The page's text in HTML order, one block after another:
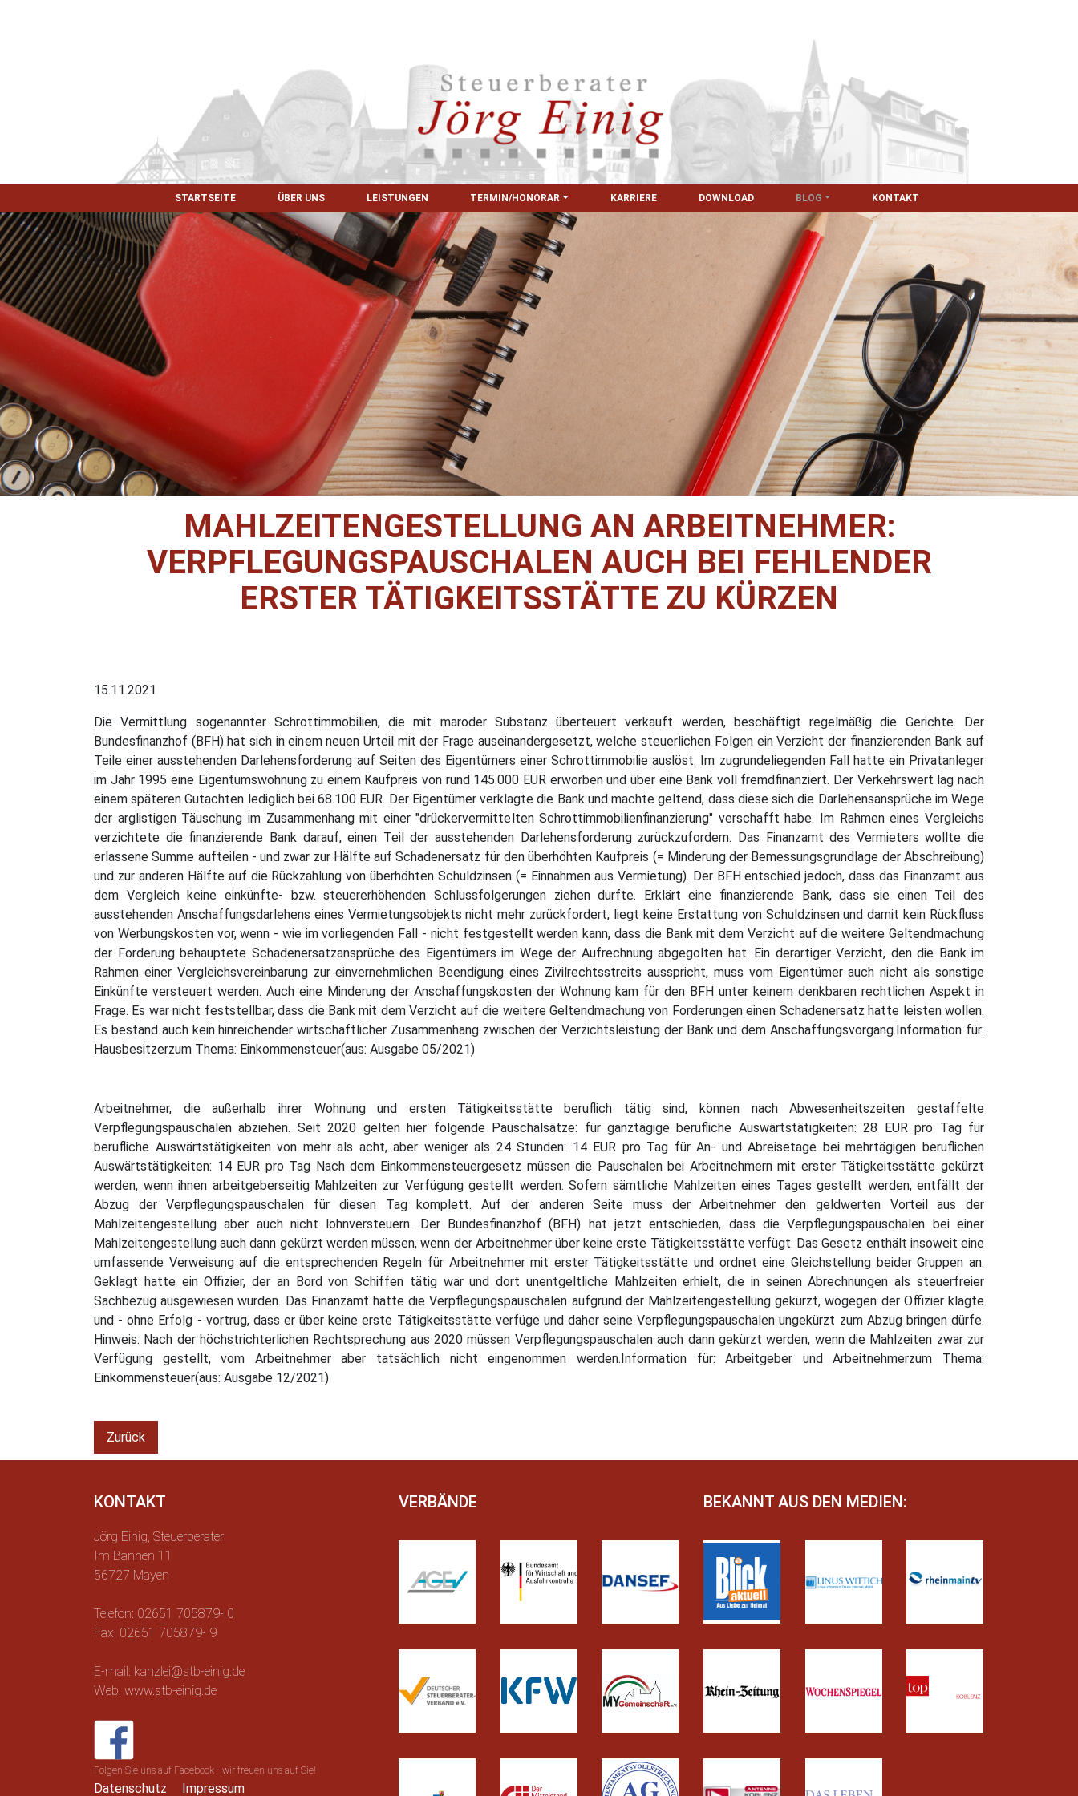
STARTSEITE ÜBER UNS LEISTUNGEN TERMIN/HONORAR KARRIERE DOWNLOAD BLOG KONTAKT
MAHLZEITENGESTELLUNG AN ARBEITNEHMER:
VERPFLEGUNGSPAUSCHALEN AUCH BEI FEHLENDER
ERSTER TÄTIGKEITSSTÄTTE ZU KÜRZEN
15.11.2021
Die Vermittlung sogenannter Schrottimmobilien, die mit maroder Substanz überteuert verkauft werden, beschäftigt regelmäßig die Gerichte. Der
Bundesfinanzhof (BFH) hat sich in einem neuen Urteil mit der Frage auseinandergesetzt, welche steuerlichen Folgen ein Verzicht der finanzierenden Bank auf
Teile einer ausstehenden Darlehensforderung auf Seiten des Eigentümers einer Schrottimmobilie auslöst. Im zugrundeliegenden Fall hatte ein Privatanleger
im Jahr 1995 eine Eigentumswohnung zu einem Kaufpreis von rund 145.000 EUR erworben und über eine Bank voll fremdfinanziert. Der Verkehrswert lag nach
einem späteren Gutachten lediglich bei 68.100 EUR. Der Eigentümer verklagte die Bank und machte geltend, dass diese sich die Darlehensansprüche im Wege
der arglistigen Täuschung im Zusammenhang mit einer "drückervermittelten Schrottimmobilienfinanzierung" verschafft habe. Im Rahmen eines Vergleichs
verzichtete die finanzierende Bank darauf, einen Teil der ausstehenden Darlehensforderung zurückzufordern. Das Finanzamt des Vermieters wollte die
erlassene Summe aufteilen - und zwar zur Hälfte auf Schadenersatz für den überhöhten Kaufpreis (= Minderung der Bemessungsgrundlage der Abschreibung)
und zur anderen Hälfte auf die Rückzahlung von überhöhten Schuldzinsen (= Einnahmen aus Vermietung). Der BFH entschied jedoch, dass das Finanzamt aus
dem Vergleich keine einkünfte- bzw. steuererhöhenden Schlussfolgerungen ziehen durfte. Erklärt eine finanzierende Bank, dass sie einen Teil des
ausstehenden Anschaffungsdarlehens eines Vermietungsobjekts nicht mehr zurückfordert, liegt keine Erstattung von Schuldzinsen und damit kein Rückfluss
von Werbungskosten vor, wenn - wie im vorliegenden Fall - nicht festgestellt werden kann, dass die Bank mit dem Verzicht auf die weitere Geltendmachung
der Forderung behauptete Schadenersatzansprüche des Eigentümers im Wege der Aufrechnung abgegolten hat. Ein derartiger Verzicht, den die Bank im
Rahmen einer Vergleichsvereinbarung zur einvernehmlichen Beendigung eines Zivilrechtsstreits ausspricht, muss vom Eigentümer auch nicht als sonstige
Einkünfte versteuert werden. Auch eine Minderung der Anschaffungskosten der Wohnung kam für den BFH unter keinem denkbaren rechtlichen Aspekt in
Frage. Es war nicht feststellbar, dass die Bank mit dem Verzicht auf die weitere Geltendmachung von Forderungen einen Schadenersatz hatte leisten wollen.
Es bestand auch kein hinreichender wirtschaftlicher Zusammenhang zwischen der Verzichtsleistung der Bank und dem Anschaffungsvorgang.Information für:
Hausbesitzerzum Thema: Einkommensteuer(aus: Ausgabe 05/2021)
Arbeitnehmer, die außerhalb ihrer Wohnung und ersten Tätigkeitsstätte beruflich tätig sind, können nach Abwesenheitszeiten gestaffelte
Verpflegungspauschalen abziehen. Seit 2020 gelten hier folgende Pauschalsätze: für ganztägige berufliche Auswärtstätigkeiten: 28 EUR pro Tag für
berufliche Auswärtstätigkeiten von mehr als acht, aber weniger als 24 Stunden: 14 EUR pro Tag für An- und Abreisetage bei mehrtägigen beruflichen
Auswärtstätigkeiten: 14 EUR pro Tag Nach dem Einkommensteuergesetz müssen die Pauschalen bei Arbeitnehmern mit erster Tätigkeitsstätte gekürzt
werden, wenn ihnen arbeitgeberseitig Mahlzeiten zur Verfügung gestellt werden. Sofern sämtliche Mahlzeiten eines Tages gestellt werden, entfällt der
Abzug der Verpflegungspauschalen für diesen Tag komplett. Auf der anderen Seite muss der Arbeitnehmer den geldwerten Vorteil aus der
Mahlzeitengestellung aber auch nicht lohnversteuern. Der Bundesfinanzhof (BFH) hat jetzt entschieden, dass die Verpflegungspauschalen bei einer
Mahlzeitengestellung auch dann gekürzt werden müssen, wenn der Arbeitnehmer über keine erste Tätigkeitsstätte verfügt. Das Gesetz enthält insoweit eine
umfassende Verweisung auf die entsprechenden Regeln für Arbeitnehmer mit erster Tätigkeitsstätte und ordnet eine Gleichstellung beider Gruppen an.
Geklagt hatte ein Offizier, der an Bord von Schiffen tätig war und dort unentgeltliche Mahlzeiten erhielt, die in seinen Abrechnungen als steuerfreier
Sachbezug ausgewiesen wurden. Das Finanzamt hatte die Verpflegungspauschalen aufgrund der Mahlzeitengestellung gekürzt, wogegen der Offizier klagte
und - ohne Erfolg - vortrug, dass er über keine erste Tätigkeitsstätte verfüge und daher seine Verpflegungspauschalen ungekürzt zum Abzug bringen dürfe.
Hinweis: Nach der höchstrichterlichen Rechtsprechung aus 2020 müssen Verpflegungspauschalen auch dann gekürzt werden, wenn die Mahlzeiten zwar zur
Verfügung gestellt, vom Arbeitnehmer aber tatsächlich nicht eingenommen werden.Information für: Arbeitgeber und Arbeitnehmerzum Thema:
Einkommensteuer(aus: Ausgabe 12/2021)
Zurück
KONTAKT
Jörg Einig, Steuerberater
Im Bannen 11
56727 Mayen
Telefon: 02651 705879- 0
Fax: 02651 705879- 9
E-mail: kanzlei@stb-einig.de
Web: www.stb-einig.de
Folgen Sie uns auf Facebook - wir freuen uns auf Sie!
Datenschutz Impressum
VERBÄNDE BEKANNT AUS DEN MEDIEN: